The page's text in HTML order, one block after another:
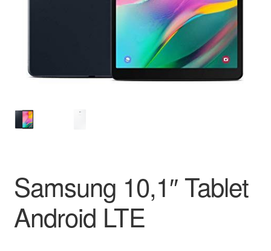
Samsung 10,1″ Tablet
Android LTE